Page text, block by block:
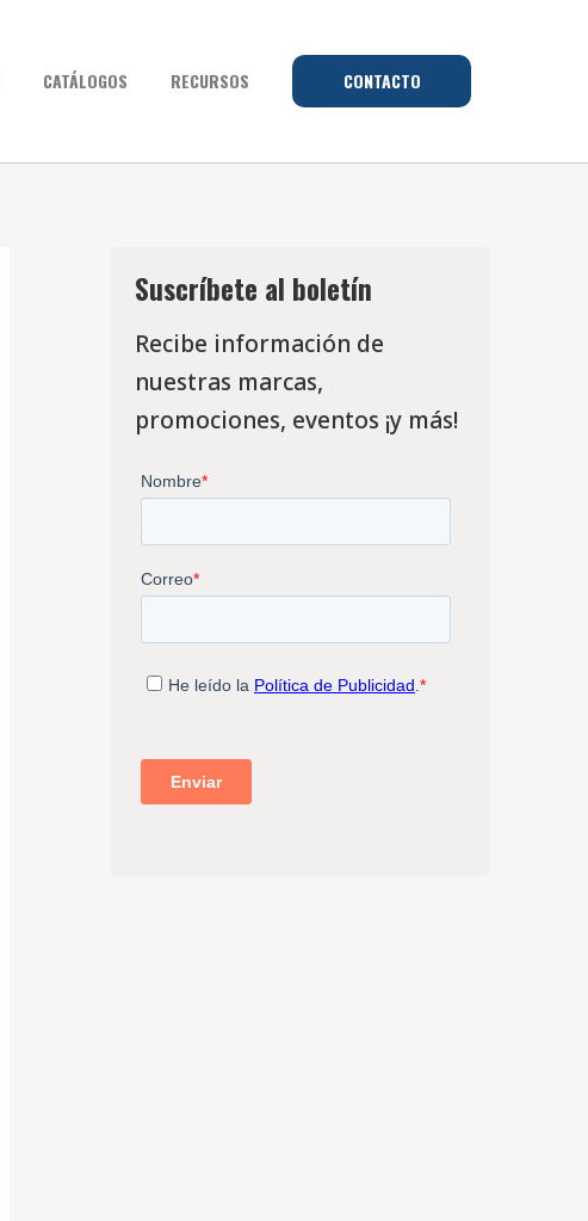
CATÁLOGOS RECURSOS CONTACTO
Suscríbete al boletín
Recibe información de
nuestras marcas,
promociones, eventos ¡y más!